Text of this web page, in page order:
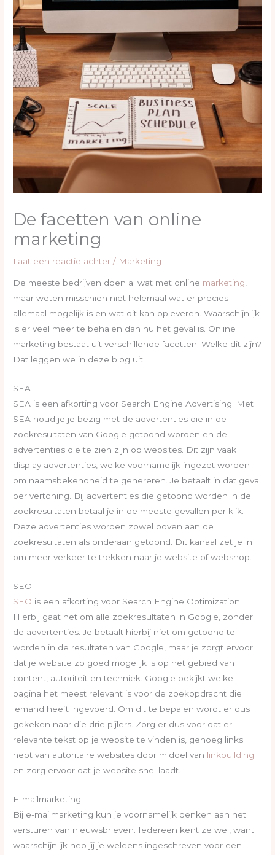
De facetten van online
marketing
Laat een reactie achter / Marketing
De meeste bedrijven doen al wat met online marketing,
maar weten misschien niet helemaal wat er precies
allemaal mogelijk is en wat dit kan opleveren. Waarschijnlijk
is er veel meer te behalen dan nu het geval is. Online
marketing bestaat uit verschillende facetten. Welke dit zijn?
Dat leggen we in deze blog uit.
SEA
SEA is een afkorting voor Search Engine Advertising. Met
SEA houd je je bezig met de advertenties die in de
zoekresultaten van Google getoond worden en de
advertenties die te zien zijn op websites. Dit zijn vaak
display advertenties, welke voornamelijk ingezet worden
om naamsbekendheid te genereren. Je betaalt in dat geval
per vertoning. Bij advertenties die getoond worden in de
zoekresultaten betaal je in de meeste gevallen per klik.
Deze advertenties worden zowel boven aan de
zoekresultaten als onderaan getoond. Dit kanaal zet je in
om meer verkeer te trekken naar je website of webshop.
SEO
SEO is een afkorting voor Search Engine Optimization.
Hierbij gaat het om alle zoekresultaten in Google, zonder
de advertenties. Je betaalt hierbij niet om getoond te
worden in de resultaten van Google, maar je zorgt ervoor
dat je website zo goed mogelijk is op het gebied van
content, autoriteit en techniek. Google bekijkt welke
pagina het meest relevant is voor de zoekopdracht die
iemand heeft ingevoerd. Om dit te bepalen wordt er dus
gekeken naar die drie pijlers. Zorg er dus voor dat er
relevante tekst op je website te vinden is, genoeg links
hebt van autoritaire websites door middel van linkbuilding
en zorg ervoor dat je website snel laadt.
E-mailmarketing
Bij e-mailmarketing kun je voornamelijk denken aan het
versturen van nieuwsbrieven. Iedereen kent ze wel, want
waarschijnlijk heb jij je weleens ingeschreven voor een